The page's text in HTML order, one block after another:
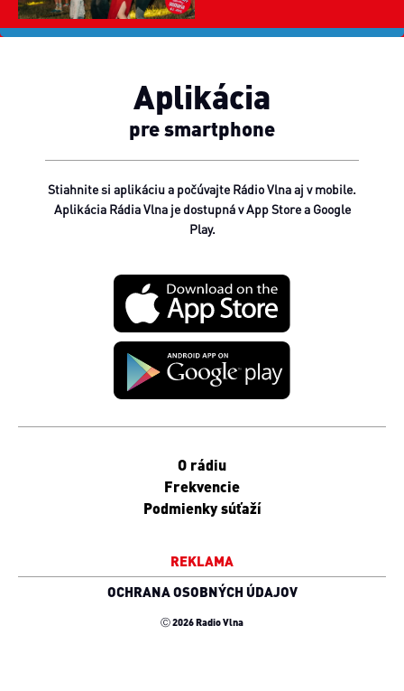
Aplikácia
pre smartphone
Stiahnite si aplikáciu a počúvajte Rádio Vlna aj v mobile.
Aplikácia Rádia Vlna je dostupná v App Store a Google
Play.
O rádiu
Frekvencie
Podmienky súťaží
REKLAMA
OCHRANA OSOBNÝCH ÚDAJOV
Ⓒ 2026 Radio Vlna